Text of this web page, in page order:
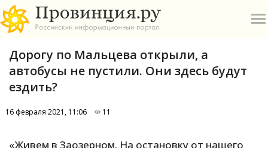
Дорогу по Мальцева открыли, а
автобусы не пустили. Они здесь будут
ездить?
16 февраля 2021, 11:06 11
«Живем в Заозерном. На остановку от нашего